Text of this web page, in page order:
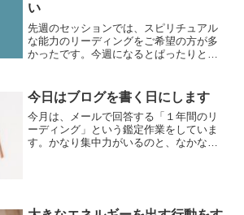
い
先週のセッションでは、スピリチュアル
な能力のリーディングをご希望の方が多
かったです。今週になるとぱったりと途
今日はブログを書く日にします
今月は、メールで回答する「１年間のリ
ーディング」という鑑定作業をしていま
す。かなり集中力がいるのと、なかなか